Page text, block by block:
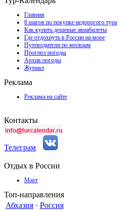
Главная
8 шагов по покупке недорогого тура
Как купить дешевые авиабилеты
Где отдохнуть в России на море
Путеводители по месяцам
Прогноз погоды
Архив погоды
Журнал
Реклама
Реклама на сайте
Контакты
Телеграм
Отдых в России
Март
Топ-направления
Абхазия · Россия